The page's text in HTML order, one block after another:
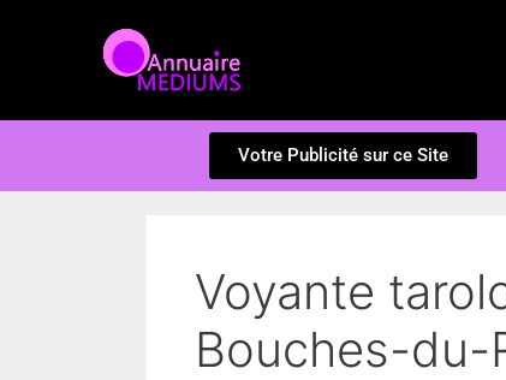
Votre Publicité sur ce Site
Voyante
Bouches-du-